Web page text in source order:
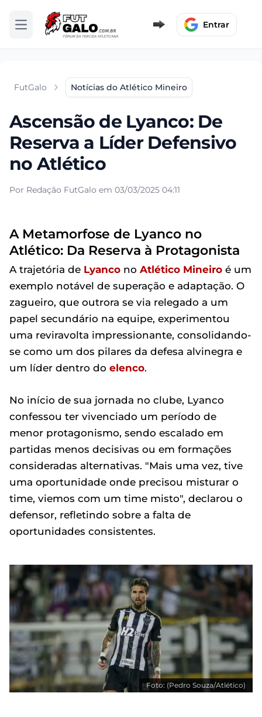
Abrir menu Entrar
FutGalo Notícias do Atlético Mineiro
Ascensão de Lyanco: De
Reserva a Líder Defensivo
no Atlético
Por Redação FutGalo em 03/03/2025 04:11
A Metamorfose de Lyanco no
Atlético: Da Reserva à Protagonista
A trajetória de Lyanco no Atlético Mineiro é um
exemplo notável de superação e adaptação. O
zagueiro, que outrora se via relegado a um
papel secundário na equipe, experimentou
uma reviravolta impressionante, consolidando-
se como um dos pilares da defesa alvinegra e
um líder dentro do elenco.
No início de sua jornada no clube, Lyanco
confessou ter vivenciado um período de
menor protagonismo, sendo escalado em
partidas menos decisivas ou em formações
consideradas alternativas. "Mais uma vez, tive
uma oportunidade onde precisou misturar o
time, viemos com um time misto", declarou o
defensor, refletindo sobre a falta de
oportunidades consistentes.
Foto: (Pedro Souza/Atlético)